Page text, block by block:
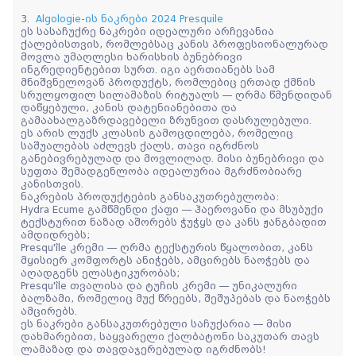
3. Algologie-ის ნაკრები 2024 Presquile
ეს სასაჩუქრე ნაკრები იდეალური არჩევანია
ქალებისთვის, რომლებსაც კანის პროფესიონალურად
მოვლა უმაღლესი ხარისხის ბუნებრივი
ინგრედიენტებით სურთ. იგი აერთიანებს სამ
მნიშვნელოვან პროდუქტს, რომლებიც ერთად ქმნის
სრულყოფილ სილამაზის რიტუალს — ღრმა წმენდიდან
დაწყებული, კანის დატენიანებითა და
გამაახალგაზრდავებელი ზრუნვით დასრულებული.
ეს არის ლუქს კლასის გამოცდილება, რომელიც
საშუალებას აძლევს ქალს, თავი იგრძნოს
განებივრებულად და მოვლილად. მისი ბუნებრივი და
სუფთა შემადგენლობა იდეალურია მგრძნობიარე
კანისთვის.
ნაკრების პროდუქტების განსაკუთრებულობა:
Hydra Ecume გამწმენდი ქაფი — ჰაეროვანი და მსუბუქი
ტექსტურით ნაზად აშორებს ჭუჭყს და კანს ჟანგბადით
ამდიდრებს;
Presqu'île კრემი — ღრმა ტექსტურის წყალობით, კანს
მყისიერ კომფორტს ანიჭებს, ამცირებს ნაოჭებს და
აღადგენს ელასტიკურობას;
Presqu'île თვალისა და ტუჩის კრემი — უნიკალური
ბალზამი, რომელიც მუქ წრეებს, შეშუპებას და ნაოჭებს
ამცირებს.
ეს ნაკრები განსაკუთრებული საჩუქარია — მისი
დახმარებით, საყვარელი ქალბატონი საკუთარ თავს
ლამაზად და თავდაჯერებულად იგრძნობს!